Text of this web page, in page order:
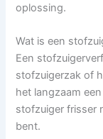
oplossing.
Wat is een
Een
stofzuigerzak of
het langzaam
stofzuiger frisser
bent.